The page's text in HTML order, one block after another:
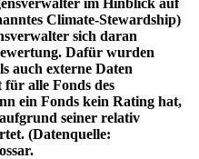
Climate-Stewardship)
sich daran
Dafür wurden
auch externe Daten
für alle Fonds des
ein Fonds kein Rating hat,
seiner relativ
(Datenquelle: